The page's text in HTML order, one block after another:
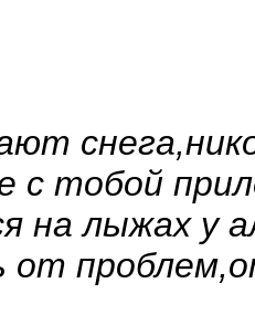
с тобой
на лыжах у
от